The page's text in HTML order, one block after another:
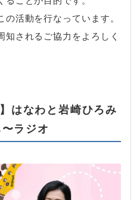
活動を行なっています。
されるご協力をよろしく
はなわと岩崎ひろみ
ラジオ